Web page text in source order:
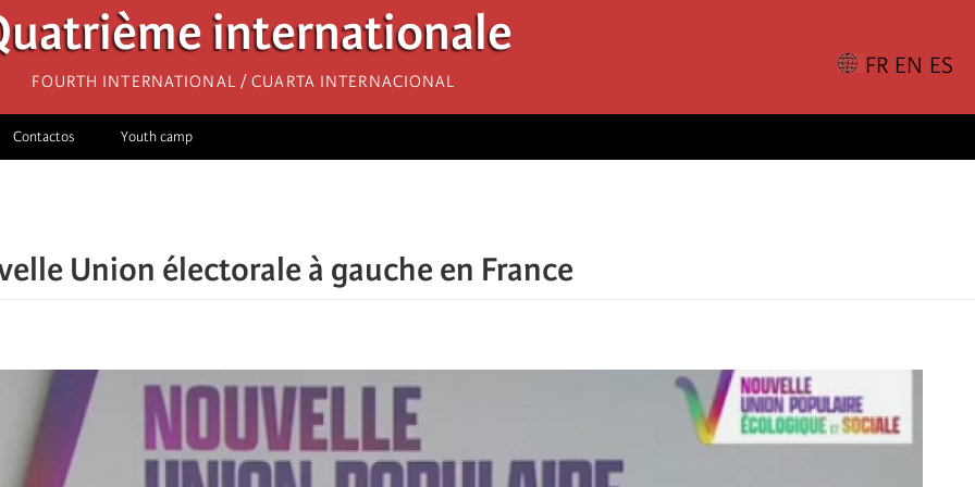
internationale
Fourth International / Cuarta Internacional
Contactos Youth camp
Union électorale à gauche en France